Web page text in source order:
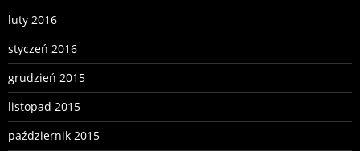
luty 2016
styczeń 2016
grudzień 2015
listopad 2015
październik 2015